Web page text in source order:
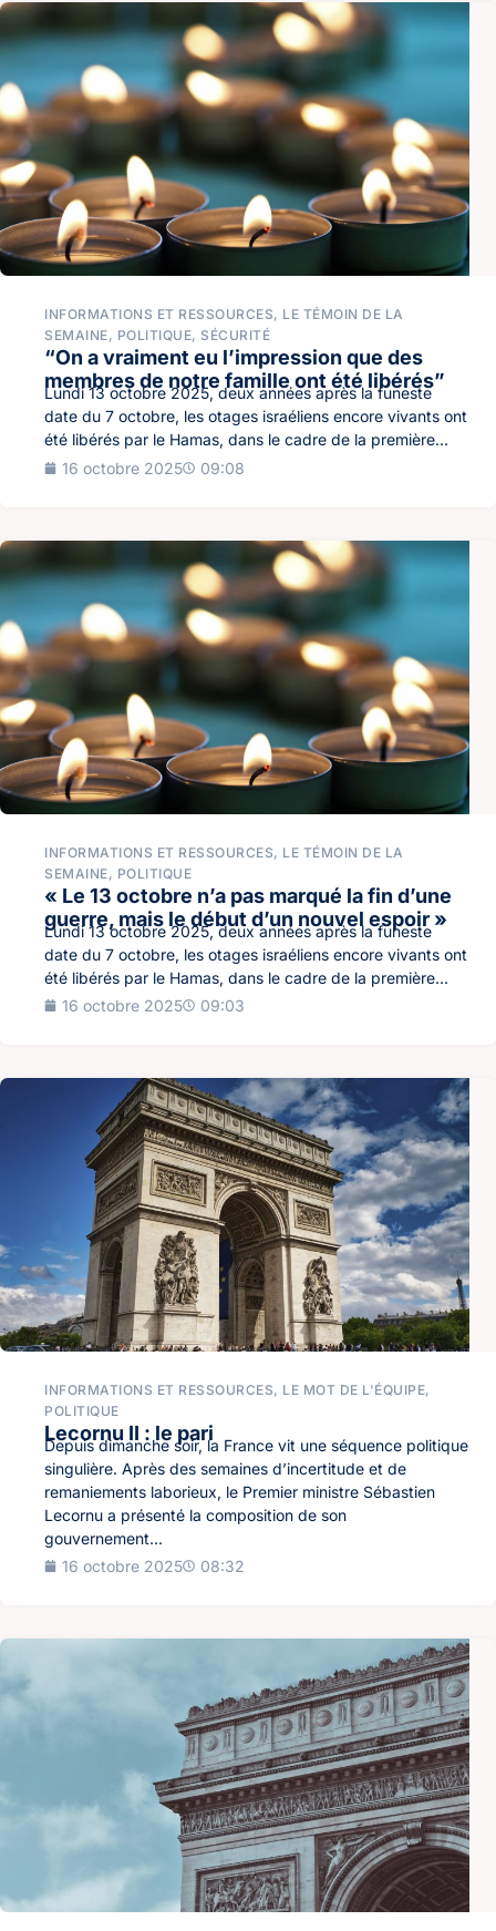
INFORMATIONS ET RESSOURCES, LE TÉMOIN DE LA
SEMAINE, POLITIQUE, SÉCURITÉ
“On a vraiment eu l’impression que des
membres de notre famille ont été libérés”
Lundi 13 octobre 2025, deux années après la funeste
date du 7 octobre, les otages israéliens encore vivants ont
été libérés par le Hamas, dans le cadre de la première...
16 octobre 2025
09:08
INFORMATIONS ET RESSOURCES, LE TÉMOIN DE LA
SEMAINE, POLITIQUE
« Le 13 octobre n’a pas marqué la fin d’une
guerre, mais le début d’un nouvel espoir »
Lundi 13 octobre 2025, deux années après la funeste
date du 7 octobre, les otages israéliens encore vivants ont
été libérés par le Hamas, dans le cadre de la première...
16 octobre 2025
09:03
INFORMATIONS ET RESSOURCES, LE MOT DE L'ÉQUIPE,
POLITIQUE
Lecornu II : le pari
Depuis dimanche soir, la France vit une séquence politique
singulière. Après des semaines d’incertitude et de
remaniements laborieux, le Premier ministre Sébastien
Lecornu a présenté la composition de son
gouvernement...
16 octobre 2025
08:32